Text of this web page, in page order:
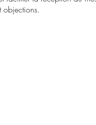
objections.